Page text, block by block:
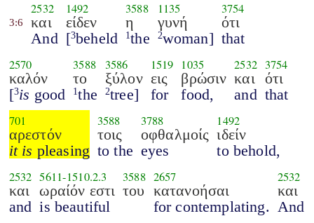
3:6
2532
και
And
1492
είδεν
[3beheld
3588
η
1the
1135
γυνή
2woman]
3754
ότι
that
2570
καλόν
[3is good
3588
το
1the
3586
ξύλον
2tree]
1519
εις
for
1035
βρώσιν
food,
2532
και
and
3754
ότι
that
701
αρεστόν
it is pleasing
3588
τοις
to the
3788
οφθαλμοίς
eyes
1492
ιδείν
to behold,
2532
και
and
5611-1510.2.3
ωραίόν εστι
is beautiful
3588
του
2657
κατανοήσαι
for contemplating.
2532
και
And